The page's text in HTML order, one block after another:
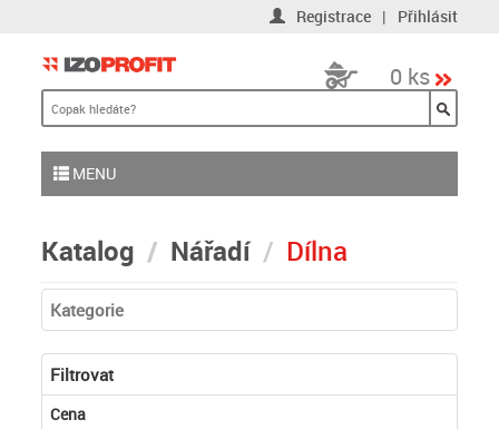
Registrace | Přihlásit
0 ks
MENU
Katalog Nářadí Dílna
Kategorie
Filtrovat
Cena